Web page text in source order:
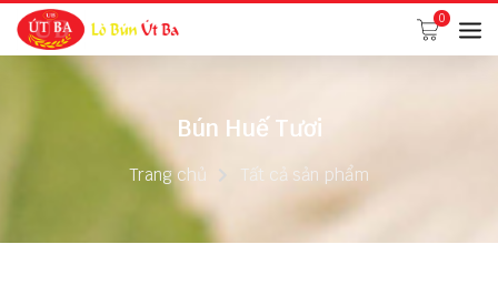
0
Bún Huế Tươi
Trang chủ Tất cả sản phẩm